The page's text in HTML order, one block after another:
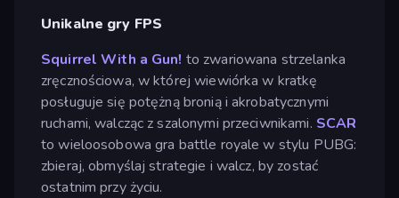
Unikalne gry FPS
Squirrel With a Gun! to zwariowana strzelanka
zręcznościowa, w której wiewiórka w kratkę
posługuje się potężną bronią i akrobatycznymi
ruchami, walcząc z szalonymi przeciwnikami. SCAR
to wieloosobowa gra battle royale w stylu PUBG:
zbieraj, obmyślaj strategie i walcz, by zostać
ostatnim przy życiu.